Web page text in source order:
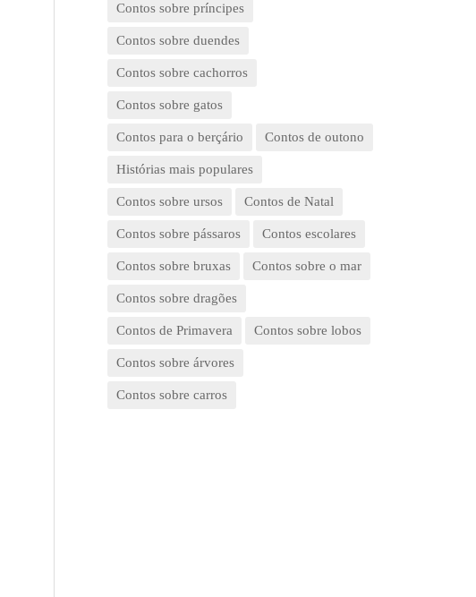
Contos sobre príncipes
Contos sobre duendes
Contos sobre cachorros
Contos sobre gatos
Contos para o berçário Contos de outono
Histórias mais populares
Contos sobre ursos Contos de Natal
Contos sobre pássaros Contos escolares
Contos sobre bruxas Contos sobre o mar
Contos sobre dragões
Contos de Primavera Contos sobre lobos
Contos sobre árvores
Contos sobre carros